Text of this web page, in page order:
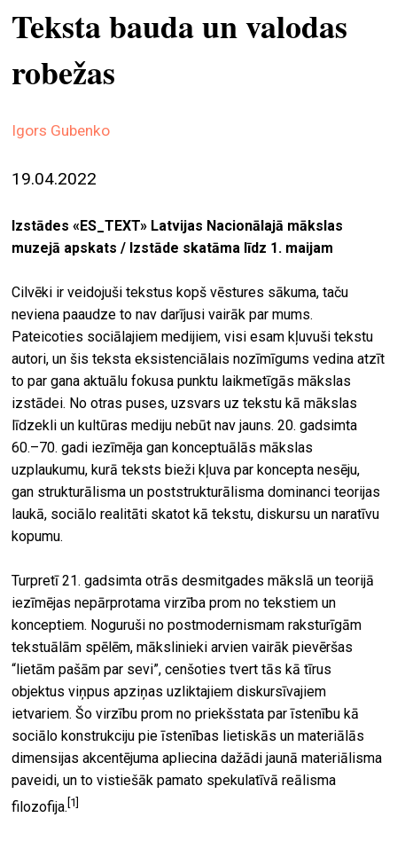
meklēt
Teksta bauda un valodas
robežas
Igors Gubenko
19.04.2022
Izstādes «ES_TEXT» Latvijas Nacionālajā mākslas
muzejā apskats / Izstāde skatāma līdz 1. maijam
Cilvēki ir veidojuši tekstus kopš vēstures sākuma, taču
neviena paaudze to nav darījusi vairāk par mums.
Pateicoties sociālajiem medijiem, visi esam kļuvuši tekstu
autori, un šis teksta eksistenciālais nozīmīgums vedina atzīt
to par gana aktuālu fokusa punktu laikmetīgās mākslas
izstādei. No otras puses, uzsvars uz tekstu kā mākslas
līdzekli un kultūras mediju nebūt nav jauns. 20. gadsimta
60.–70. gadi iezīmēja gan konceptuālās mākslas
uzplaukumu, kurā teksts bieži kļuva par koncepta nesēju,
gan strukturālisma un poststrukturālisma dominanci teorijas
laukā, sociālo realitāti skatot kā tekstu, diskursu un naratīvu
kopumu.
Turpretī 21. gadsimta otrās desmitgades mākslā un teorijā
iezīmējas nepārprotama virzība prom no tekstiem un
konceptiem. Noguruši no postmodernismam raksturīgām
tekstuālām spēlēm, mākslinieki arvien vairāk pievēršas
“lietām pašām par sevi”, cenšoties tvert tās kā tīrus
objektus viņpus apziņas uzliktajiem diskursīvajiem
ietvariem. Šo virzību prom no priekšstata par īstenību kā
sociālo konstrukciju pie īstenības lietiskās un materiālās
dimensijas akcentējuma apliecina dažādi jaunā materiālisma
paveidi, un to vistiešāk pamato spekulatīvā reālisma
filozofija.[1]